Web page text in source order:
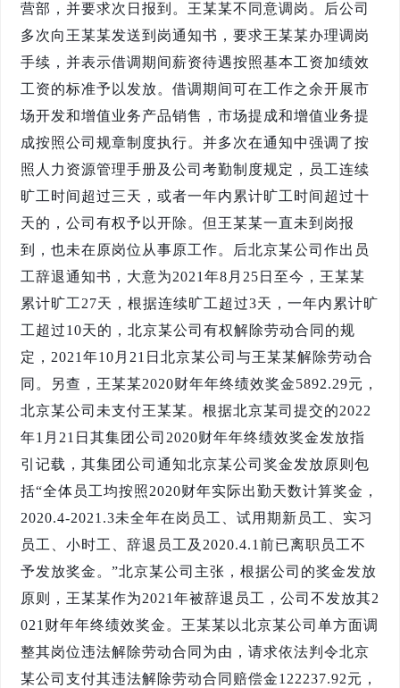
营部，并要求次日报到。王某某不同意调岗。后公司
多次向王某某发送到岗通知书，要求王某某办理调岗
手续，并表示借调期间薪资待遇按照基本工资加绩效
工资的标准予以发放。借调期间可在工作之余开展市
场开发和增值业务产品销售，市场提成和增值业务提
成按照公司规章制度执行。并多次在通知中强调了按
照人力资源管理手册及公司考勤制度规定，员工连续
旷工时间超过三天，或者一年内累计旷工时间超过十
天的，公司有权予以开除。但王某某一直未到岗报
到，也未在原岗位从事原工作。后北京某公司作出员
工辞退通知书，大意为2021年8月25日至今，王某某
累计旷工27天，根据连续旷工超过3天，一年内累计旷
工超过10天的，北京某公司有权解除劳动合同的规
定，2021年10月21日北京某公司与王某某解除劳动合
同。另查，王某某2020财年年终绩效奖金5892.29元，
北京某公司未支付王某某。根据北京某司提交的2022
年1月21日其集团公司2020财年年终绩效奖金发放指
引记载，其集团公司通知北京某公司奖金发放原则包
括“全体员工均按照2020财年实际出勤天数计算奖金，
2020.4-2021.3未全年在岗员工、试用期新员工、实习
员工、小时工、辞退员工及2020.4.1前已离职员工不
予发放奖金。”北京某公司主张，根据公司的奖金发放
原则，王某某作为2021年被辞退员工，公司不发放其2
021财年年终绩效奖金。王某某以北京某公司单方面调
整其岗位违法解除劳动合同为由，请求依法判令北京
某公司支付其违法解除劳动合同赔偿金122237.92元，